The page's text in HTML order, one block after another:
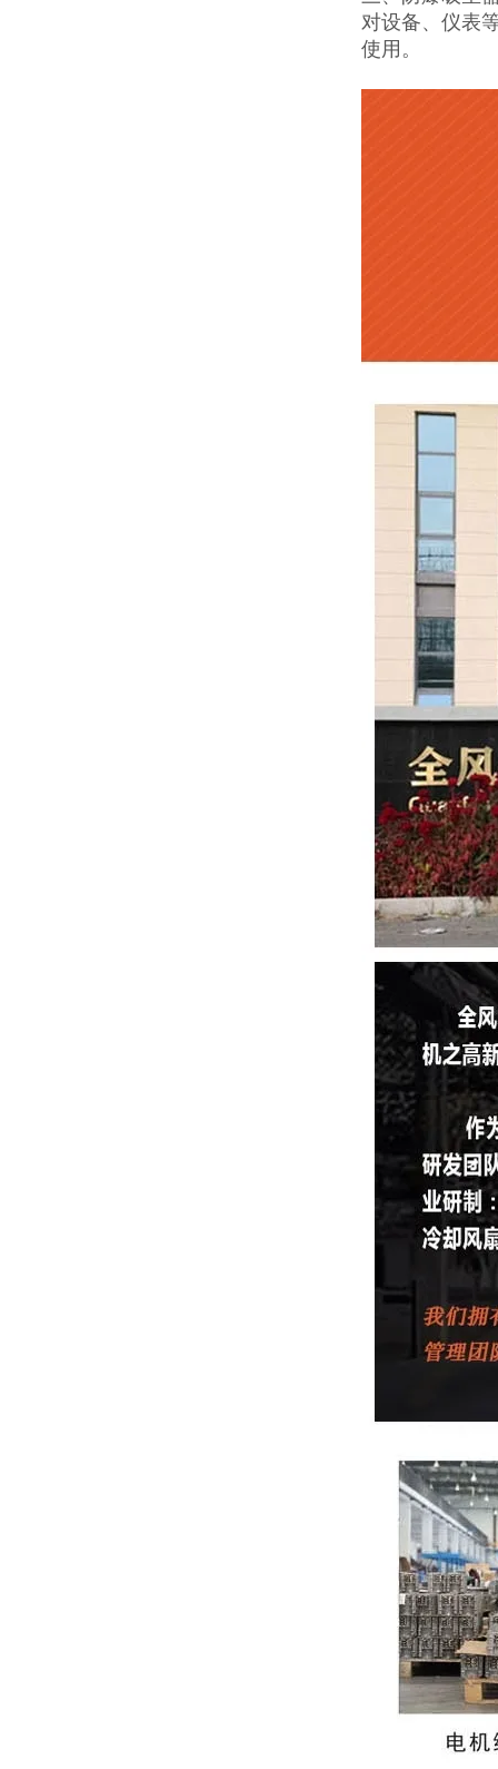
对设备、仪表
使用。